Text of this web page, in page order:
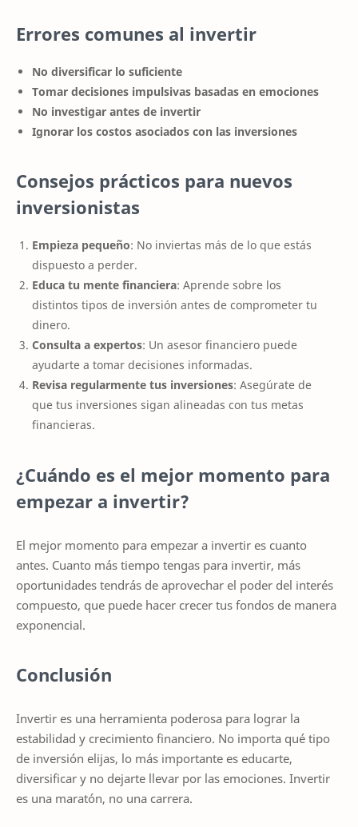
Errores comunes al invertir
No diversificar lo suficiente
Tomar decisiones impulsivas basadas en emociones
No investigar antes de invertir
Ignorar los costos asociados con las inversiones
Consejos prácticos para nuevos
inversionistas
Empieza pequeño: No inviertas más de lo que estás
dispuesto a perder.
Educa tu mente financiera: Aprende sobre los
distintos tipos de inversión antes de comprometer tu
dinero.
Consulta a expertos: Un asesor financiero puede
ayudarte a tomar decisiones informadas.
Revisa regularmente tus inversiones: Asegúrate de
que tus inversiones sigan alineadas con tus metas
financieras.
¿Cuándo es el mejor momento para
empezar a invertir?
El mejor momento para empezar a invertir es cuanto
antes. Cuanto más tiempo tengas para invertir, más
oportunidades tendrás de aprovechar el poder del interés
compuesto, que puede hacer crecer tus fondos de manera
exponencial.
Conclusión
Invertir es una herramienta poderosa para lograr la
estabilidad y crecimiento financiero. No importa qué tipo
de inversión elijas, lo más importante es educarte,
diversificar y no dejarte llevar por las emociones. Invertir
es una maratón, no una carrera.